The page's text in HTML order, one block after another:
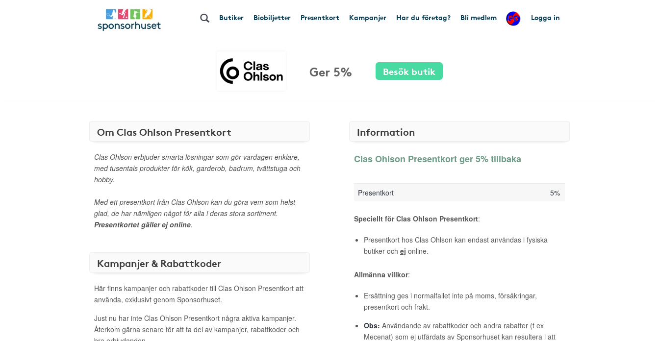
Butiker Biobiljetter Presentkort Kampanjer Har du företag? Bli medlem Logga in
Ger 5% Besök butik
Om Clas Ohlson Presentkort
Clas Ohlson erbjuder smarta lösningar som gör vardagen enklare,
med tusentals produkter för kök, garderob, badrum, tvättstuga och
hobby.
Med ett presentkort från Clas Ohlson kan du göra vem som helst
glad, de har nämligen något för alla i deras stora sortiment.
Presentkortet gäller ej online.
Kampanjer & Rabattkoder
Här finns kampanjer och rabattkoder till Clas Ohlson Presentkort att
använda, exklusivt genom Sponsorhuset.
Just nu har inte Clas Ohlson Presentkort några aktiva kampanjer.
Återkom gärna senare för att ta del av kampanjer, rabattkoder och
Information
Clas Ohlson Presentkort ger 5% tillbaka
Presentkort 5%
Speciellt för Clas Ohlson Presentkort:
Presentkort hos Clas Ohlson kan endast användas i fysiska
butiker och ej online.
Allmänna villkor:
Ersättning ges i normalfallet inte på moms, försäkringar,
presentkort och frakt.
Obs: Användande av rabattkoder och andra rabatter (t ex
Mecenat) som ej utfärdats av Sponsorhuset kan resultera i att